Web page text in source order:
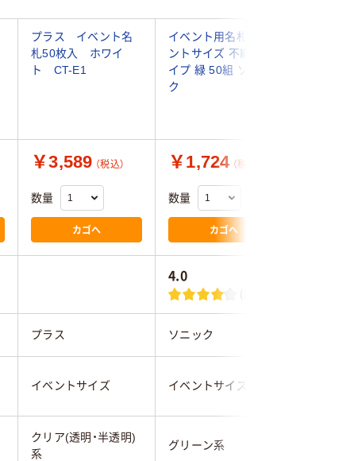
プラス イベント名
札50枚入 ホワイ
ト CT-E1
イベント用名札 イベ
ントサイズ 不織布タ
イプ 緑 50組 ソニッ
ク
￥3,589 （税込）
数量
カゴへ
￥1,724 （税込）
数量
カゴへ
4.0
(1)
プラス ソニック
イベントサイズ イベントサイズ
クリア(透明・半透明)
系
グリーン系